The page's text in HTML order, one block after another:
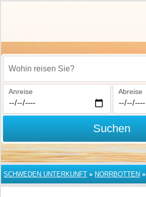
Wohin reisen Sie?
Anreise Abreise
Suchen
SCHWEDEN UNTERKUNFT » NORRBOTTEN »